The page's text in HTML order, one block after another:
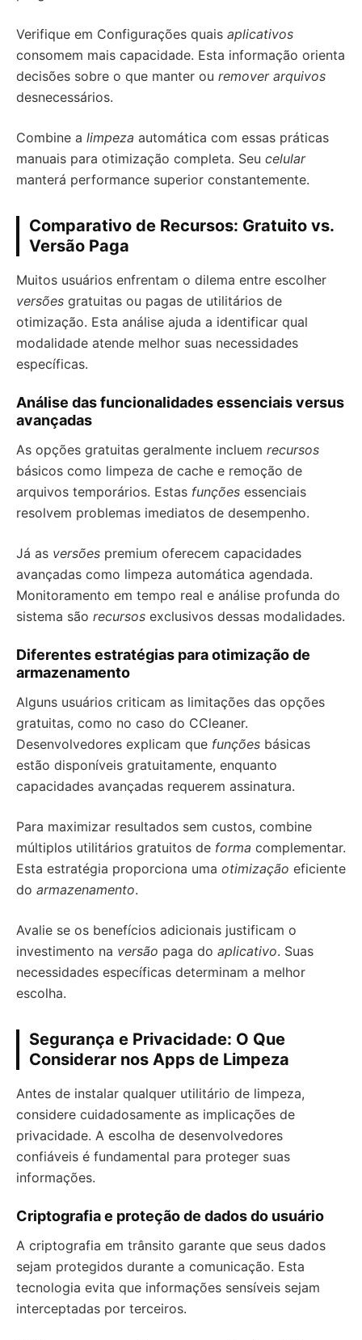
Verifique em Configurações quais aplicativos
consomem mais capacidade. Esta informação orienta
decisões sobre o que manter ou remover arquivos
desnecessários.
Combine a limpeza automática com essas práticas
manuais para otimização completa. Seu celular
manterá performance superior constantemente.
Comparativo de Recursos: Gratuito vs.
Versão Paga
Muitos usuários enfrentam o dilema entre escolher
versões gratuitas ou pagas de utilitários de
otimização. Esta análise ajuda a identificar qual
modalidade atende melhor suas necessidades
específicas.
Análise das funcionalidades essenciais versus
avançadas
As opções gratuitas geralmente incluem recursos
básicos como limpeza de cache e remoção de
arquivos temporários. Estas funções essenciais
resolvem problemas imediatos de desempenho.
Já as versões premium oferecem capacidades
avançadas como limpeza automática agendada.
Monitoramento em tempo real e análise profunda do
sistema são recursos exclusivos dessas modalidades.
Diferentes estratégias para otimização de
armazenamento
Alguns usuários criticam as limitações das opções
gratuitas, como no caso do CCleaner.
Desenvolvedores explicam que funções básicas
estão disponíveis gratuitamente, enquanto
capacidades avançadas requerem assinatura.
Para maximizar resultados sem custos, combine
múltiplos utilitários gratuitos de forma complementar.
Esta estratégia proporciona uma otimização eficiente
do armazenamento.
Avalie se os benefícios adicionais justificam o
investimento na versão paga do aplicativo. Suas
necessidades específicas determinam a melhor
escolha.
Segurança e Privacidade: O Que
Considerar nos Apps de Limpeza
Antes de instalar qualquer utilitário de limpeza,
considere cuidadosamente as implicações de
privacidade. A escolha de desenvolvedores
confiáveis é fundamental para proteger suas
informações.
Criptografia e proteção de dados do usuário
A criptografia em trânsito garante que seus dados
sejam protegidos durante a comunicação. Esta
tecnologia evita que informações sensíveis sejam
interceptadas por terceiros.